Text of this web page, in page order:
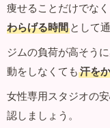
痩せることだけでなく
わらげる時間 として
ジムの負荷が高そう
動をしなくても 汗を
女性専用スタジオの
認しましょう。